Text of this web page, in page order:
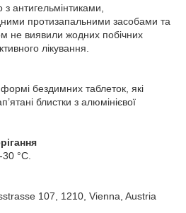
антигельмінтиками,
протизапальними засобами та
не виявили жодних побічних
лікування.
бездимних таблеток, які
блистки з алюмінієвої
°С.
107, 1210, Vienna, Austria